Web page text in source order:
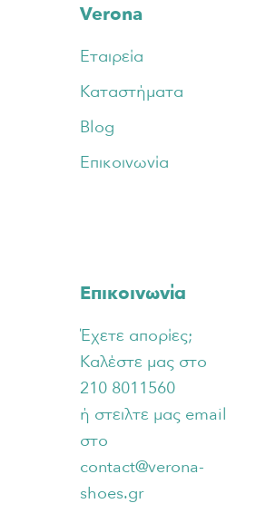
Verona
Εταιρεία
Καταστήματα
Blog
Επικοινωνία
Επικοινωνία
Έχετε απορίες;
Καλέστε μας στο
210 8011560
ή στειλτε μας email
στο
contact@verona-
shoes.gr